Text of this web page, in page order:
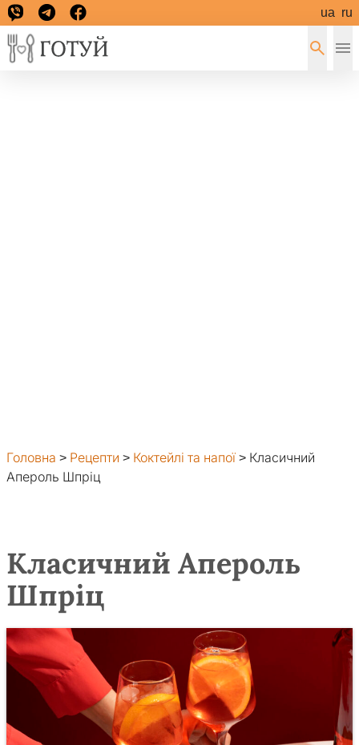
ua ru
Головна > Рецепти > Коктейлі та напої > Класичний
Апероль Шпріц
Класичний Апероль
Шпріц